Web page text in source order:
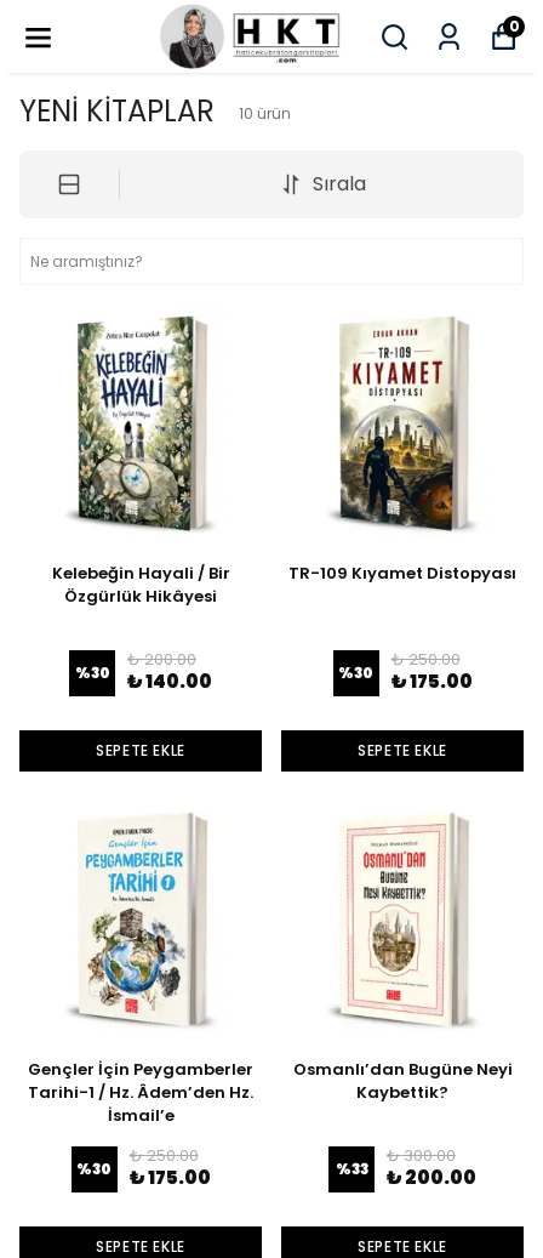
0
YENİ KİTAPLAR 10 ürün
Sırala
Kelebeğin Hayali / Bir
Özgürlük Hikâyesi
%30
₺ 200.00
₺ 140.00
SEPETE EKLE
TR-109 Kıyamet Distopyası
%30
₺ 250.00
₺ 175.00
SEPETE EKLE
Gençler İçin Peygamberler
Tarihi-1 / Hz. Âdem’den Hz.
İsmail’e
%30
₺ 250.00
₺ 175.00
SEPETE EKLE
Osmanlı’dan Bugüne Neyi
Kaybettik?
%33
₺ 300.00
₺ 200.00
SEPETE EKLE